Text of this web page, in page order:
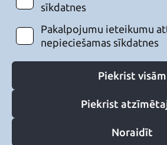
sīkdatnes
Pakalpojumu ieteikumu
nepieciešamas sīkdatnes
Piekrist visām
Piekrist
Noraidīt